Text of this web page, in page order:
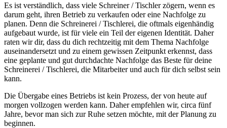
Es ist verständlich, dass viele Schreiner / Tischler zögern, wenn es
darum geht, ihren Betrieb zu verkaufen oder eine Nachfolge zu
planen. Denn die Schreinerei / Tischlerei, die oftmals eigenhändig
aufgebaut wurde, ist für viele ein Teil der eigenen Identität. Daher
raten wir dir, dass du dich rechtzeitig mit dem Thema Nachfolge
auseinandersetzt und zu einem gewissen Zeitpunkt erkennst, dass
eine geplante und gut durchdachte Nachfolge das Beste für deine
Schreinerei / Tischlerei, die Mitarbeiter und auch für dich selbst sein
kann.
Die Übergabe eines Betriebs ist kein Prozess, der von heute auf
morgen vollzogen werden kann. Daher empfehlen wir, circa fünf
Jahre, bevor man sich zur Ruhe setzen möchte, mit der Planung zu
beginnen.